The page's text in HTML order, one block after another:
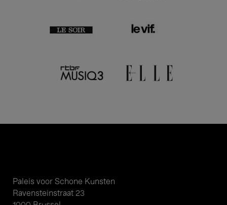
Paleis voor Schone Kunsten
Ravensteinstraat 23